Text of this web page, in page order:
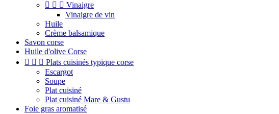
   Vinaigre
Vinaigre de vin
Huile
Crème balsamique
Savon corse
Huile d'olive Corse
   Plats cuisinés typique corse
Escargot
Soupe
Plat cuisiné
Plat cuisiné Mare & Gustu
Foie gras aromatisé